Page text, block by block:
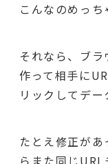
こんなのめっ
それなら、ブ
作って相手に
リックしてデー
たとえ修正が